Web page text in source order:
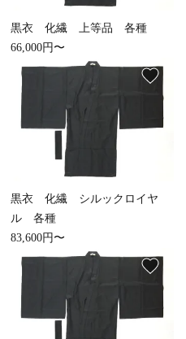
黒衣 化繊 上等品 各種
66,000円〜
黒衣 化繊 シルックロイヤ
ル 各種
83,600円〜
favorite
favorite